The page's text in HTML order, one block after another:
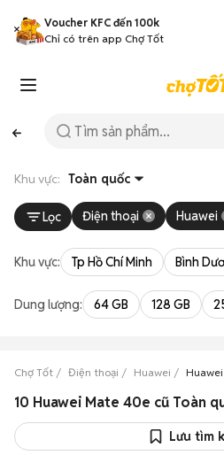
Voucher KFC đến 100k
Chỉ có trên app Chợ Tốt
Khu vực: Toàn quốc
Lọc Điện thoại Huawei
Khu vực: Tp Hồ Chí Minh Bình
Dung lượng: 64 GB 128 GB
Chợ Tốt Điện thoại Huawei
10 Huawei Mate 40e cũ Toàn
Lưu tìm